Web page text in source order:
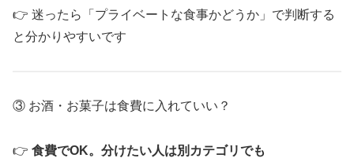
👉 迷ったら「プライベートな食事かどうか」で判断する
と分かりやすいです
③ お酒・お菓子は食費に入れていい？
👉 食費でOK。分けたい人は別カテゴリでも